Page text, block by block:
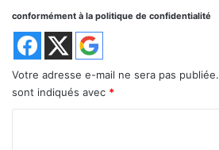
conformément à la politique de confidentialité
Votre adresse e-mail ne sera pas publiée.
sont indiqués avec *